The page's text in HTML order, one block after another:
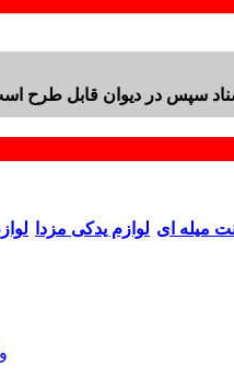
سپس در دیوان قابل طرح
میله ای لوازم یدکی مزدا